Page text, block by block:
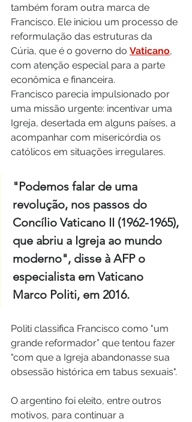
também foram outra marca de
Francisco. Ele iniciou um processo de
reformulação das estruturas da
Cúria, que é o governo do Vaticano,
com atenção especial para a parte
econômica e financeira.
Francisco parecia impulsionado por
uma missão urgente: incentivar uma
Igreja, desertada em alguns países, a
acompanhar com misericórdia os
católicos em situações irregulares.
"Podemos falar de uma
revolução, nos passos do
Concílio Vaticano II (1962-1965),
que abriu a Igreja ao mundo
moderno", disse à AFP o
especialista em Vaticano
Marco Politi, em 2016.
Politi classifica Francisco como "um
grande reformador” que tentou fazer
"com que a Igreja abandonasse sua
obsessão histórica em tabus sexuais".
O argentino foi eleito, entre outros
motivos, para continuar a